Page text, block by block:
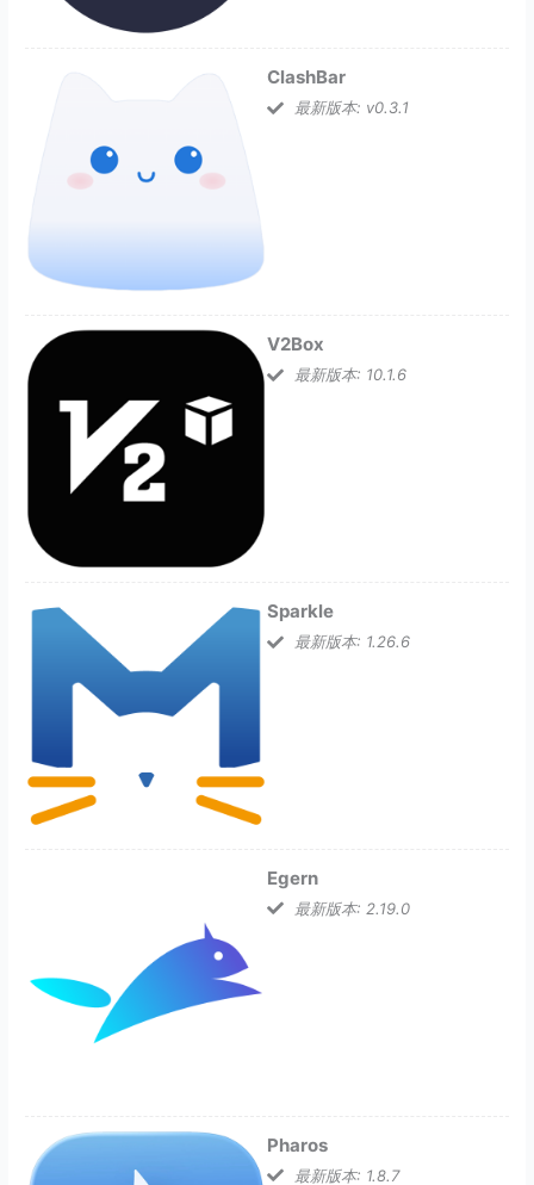
ClashBar
最新版本: v0.3.1
V2Box
最新版本: 10.1.6
Sparkle
最新版本: 1.26.6
Egern
最新版本: 2.19.0
Pharos
最新版本: 1.8.7